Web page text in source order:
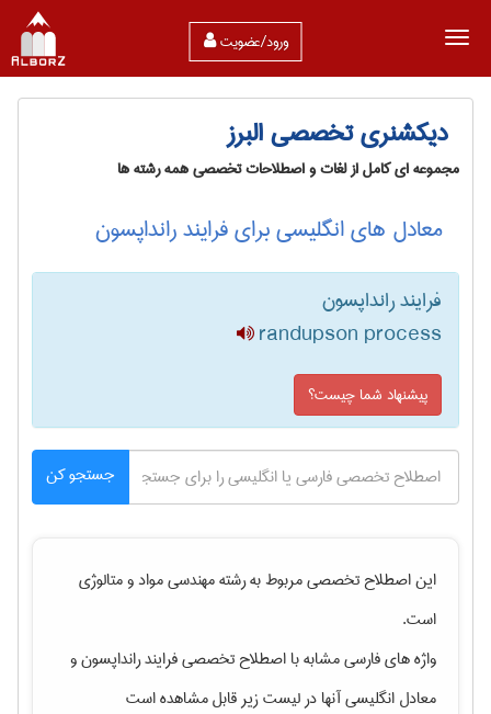
ورود/عضویت
دیکشنری تخصصی البرز
مجموعه ای کامل از لغات و اصطلاحات تخصصی همه رشته ها
معادل های انگلیسی برای فرایند رانداپسون
فرایند رانداپسون
randupson process
پیشنهاد شما چیست؟
جستجو کن
این اصطلاح تخصصی مربوط به رشتهمهندسی مواد و متالوژی
است.
واژه های فارسی مشابه با اصطلاح تخصصیفرایند رانداپسونو
معادل انگلیسی آنها در لیست زیر قابل مشاهده است